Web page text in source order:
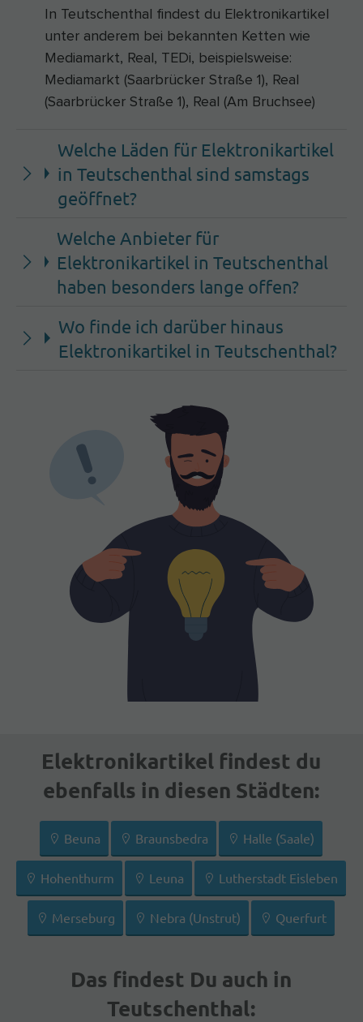
In Teutschenthal findest du Elektronikartikel
unter anderem bei bekannten Ketten wie
Mediamarkt, Real, TEDi, beispielsweise:
Mediamarkt (Saarbrücker Straße 1), Real
(Saarbrücker Straße 1), Real (Am Bruchsee)
Welche Läden für Elektronikartikel
in Teutschenthal sind samstags
geöffnet?
Welche Anbieter für
Elektronikartikel in Teutschenthal
haben besonders lange offen?
Wo finde ich darüber hinaus
Elektronikartikel in Teutschenthal?
Elektronikartikel findest du
ebenfalls in diesen Städten:
Beuna Braunsbedra Halle (Saale)
Hohenthurm Leuna Lutherstadt Eisleben
Merseburg Nebra (Unstrut) Querfurt
Das findest Du auch in
Teutschenthal: